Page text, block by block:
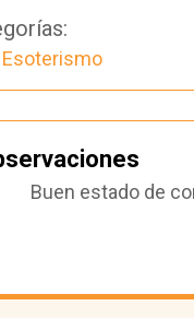
Esoterismo
Buen estado de